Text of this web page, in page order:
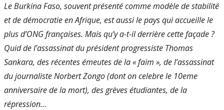
Le Burkina Faso, souvent présenté comme modèle de stabilité
et de démocratie en Afrique, est aussi le pays qui accueille le
plus d’ONG françaises. Mais qu’y a-t-il derrière cette façade ?
Quid de l’assassinat du président progressiste Thomas
Sankara, des récentes émeutes de la « faim », de l’assassinat
du journaliste Norbert Zongo (dont on celebre le 10eme
anniversaire de la mort), des grèves étudiantes, de la
répression…